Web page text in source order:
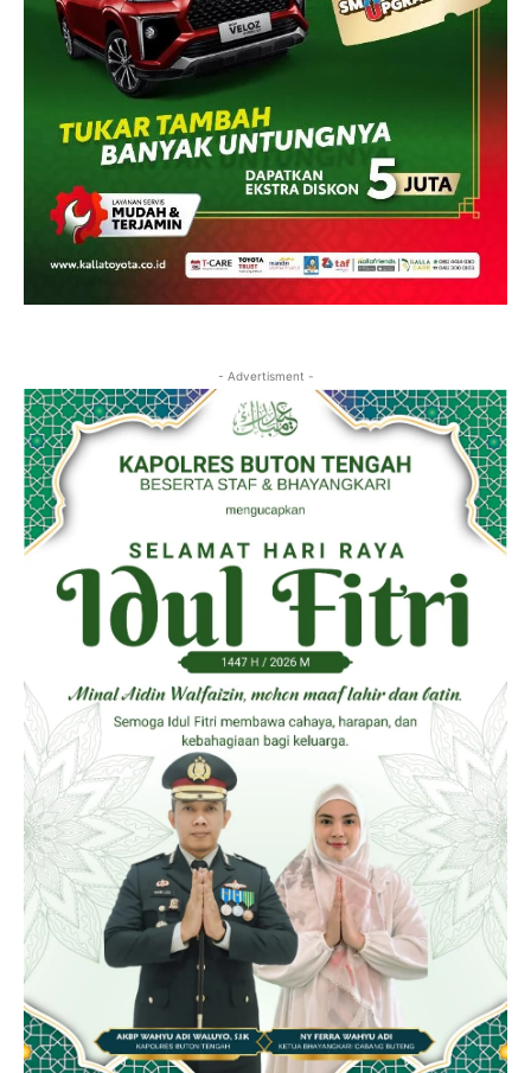
- Advertisment -